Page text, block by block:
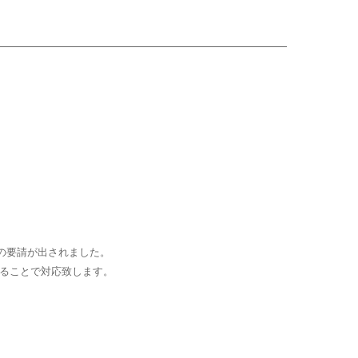
請が出されました。
とで対応致します。